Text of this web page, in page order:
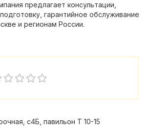
предлагает консультации,
гарантийное обслуживание
и регионам России.
с4Б, павильон Т 10-15